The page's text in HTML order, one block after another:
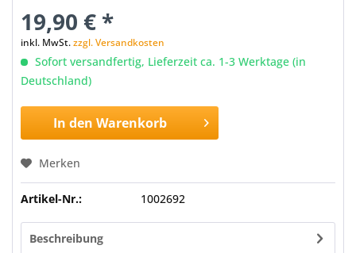
19,90 € *
inkl. MwSt.zzgl. Versandkosten
Sofort versandfertig, Lieferzeit ca. 1-3 Werktage (in
Deutschland)
In den Warenkorb
Merken
Artikel-Nr.: 1002692
Beschreibung